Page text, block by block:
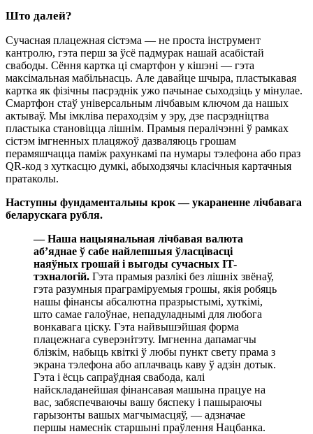
Што далей?
Сучасная плацежная сістэма — не проста інструмент
кантролю, гэта перш за ўсё падмурак нашай асабістай
свабоды. Сёння картка ці смартфон у кішэні — гэта
максімальная мабільнасць. Але давайце шчыра, пластыкавая
картка як фізічны пасрэднік ужо пачынае сыходзіць у мінулае.
Смартфон стаў універсальным лічбавым ключом да нашых
актываў. Мы імкліва пераходзім у эру, дзе пасрэдніцтва
пластыка становіцца лішнім. Прамыя пералічэнні ў рамках
сістэм імгненных плацяжоў дазваляюць грошам
перамяшчацца паміж рахункамі па нумары тэлефона або праз
QR-код з хуткасцю думкі, абыходзячы класічныя картачныя
пратаколы.
Наступны фундаментальны крок — укараненне лічбавага
беларускага рубля.
— Наша нацыянальная лічбавая валюта
аб’яднае ў сабе найлепшыя ўласцівасці
наяўных грошай і выгоды сучасных ІT-
тэхналогій. Гэта прамыя разлікі без лішніх звёнаў,
гэта разумныя праграміруемыя грошы, якія робяць
нашы фінансы абсалютна празрыстымі, хуткімі,
што самае галоўнае, непадуладнымі для любога
вонкавага ціску. Гэта найвышэйшая форма
плацежнага суверэнітэту. Імгненна дапамагчы
блізкім, набыць квіткі ў любы пункт свету прама з
экрана тэлефона або аплачваць каву ў адзін дотык.
Гэта і ёсць сапраўдная свабода, калі
найскладанейшая фінансавая машына працуе на
вас, забяспечваючы вашу бяспеку і пашыраючы
гарызонты вашых магчымасцяў, — адзначае
першы намеснік старшыні праўлення Нацбанка.